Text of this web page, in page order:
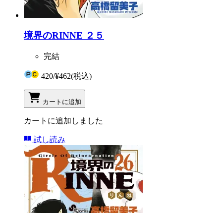
境界のRINNE ２５
完結
420/¥462(税込)
カートに追加
カートに追加しました
試し読み